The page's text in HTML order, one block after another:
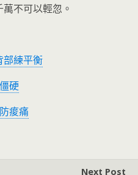
不可以輕忽。
部練平衡
硬
痠痛
Next Post